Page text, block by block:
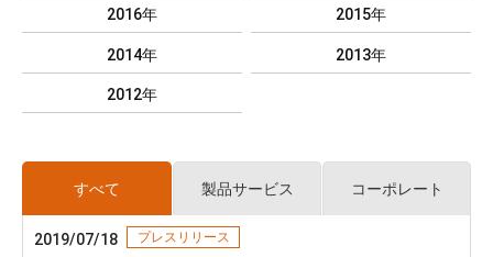
2016年 2015年
2014年 2013年
2012年
すべて 製品サービス コーポレート
2019/07/18 プレスリリース